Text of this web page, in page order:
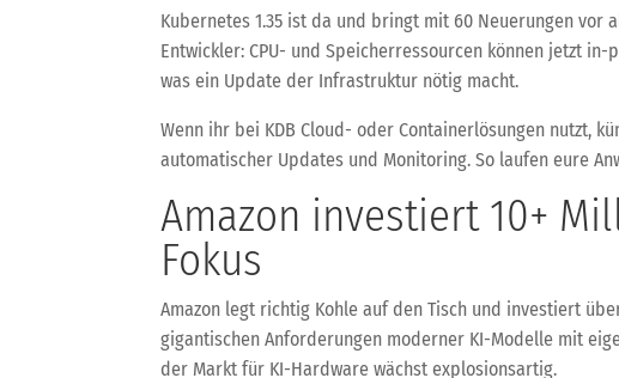
Kubernetes 1.35 ist da und bringt mit 60 Neuerungen
Entwickler: CPU- und Speicherressourcen können jetzt
was ein Update der Infrastruktur nötig macht.
Wenn ihr bei KDB Cloud- oder Containerlösungen nutzt,
automatischer Updates und Monitoring. So laufen eure
Amazon investiert 10+
Fokus
Amazon legt richtig Kohle auf den Tisch und investiert
gigantischen Anforderungen moderner KI-Modelle mit
der Markt für KI-Hardware wächst explosionsartig.